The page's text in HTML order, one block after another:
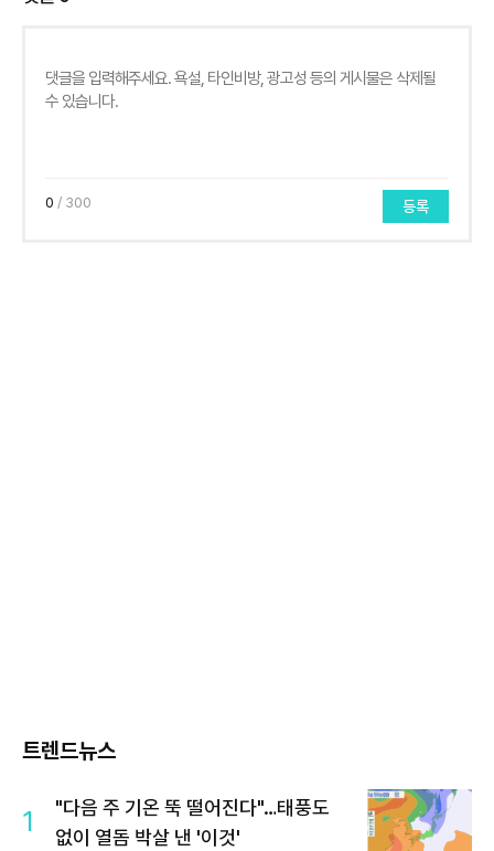
0 / 300 등록
트렌드뉴스
1
"다음 주 기온 뚝 떨어진다"…태풍도
없이 열돔 박살 낸 '이것'